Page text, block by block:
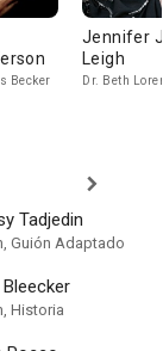
Becker
Jennifer
Leigh
Dr. Beth
Tadjedin
Guión Adaptado
Historia